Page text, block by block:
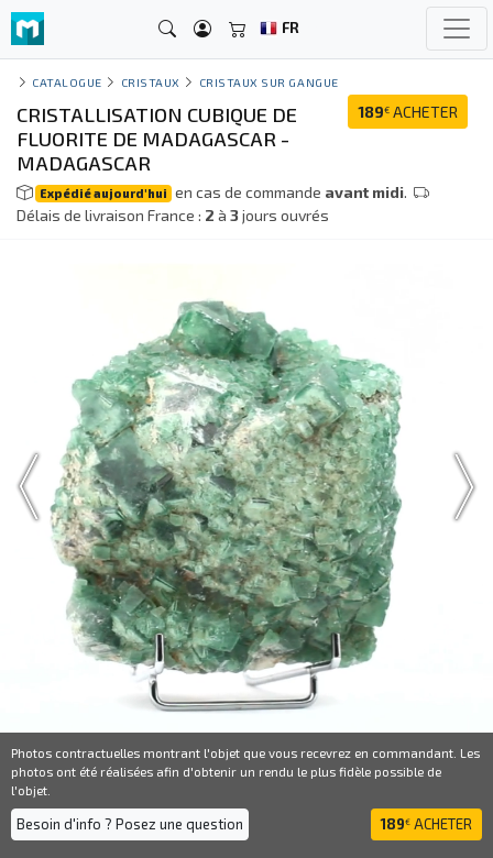
FR
CATALOGUE CRISTAUX CRISTAUX SUR GANGUE
189€ ACHETER
CRISTALLISATION CUBIQUE DE
FLUORITE DE MADAGASCAR -
MADAGASCAR
Expédié aujourd'hui en cas de commande avant midi.
Délais de livraison France : 2 à 3jours ouvrés
Photos contractuelles montrant l'objet que vous recevrez en commandant. Les
photos ont été réalisées afin d'obtenir un rendu le plus fidèle possible de
l'objet.
Besoin d'info ? Posez une question 189€ ACHETER